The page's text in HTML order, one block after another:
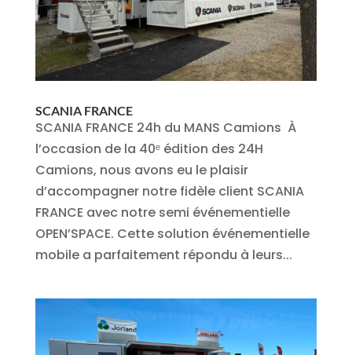
SCANIA FRANCE
SCANIA FRANCE 24h du MANS Camions À
l’occasion de la 40ᵉ édition des 24H
Camions, nous avons eu le plaisir
d’accompagner notre fidèle client SCANIA
FRANCE avec notre semi événementielle
OPEN’SPACE. Cette solution événementielle
mobile a parfaitement répondu à leurs...